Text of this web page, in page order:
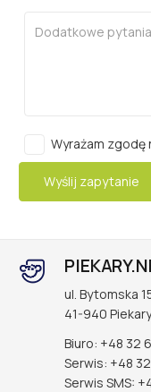
Wyrażam
ul. Bytomska
41-940
Biuro: +48 32
Serwis: +48
Serwis SMS: